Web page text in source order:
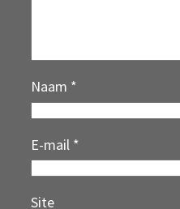
Naam *
E-mail *
Site